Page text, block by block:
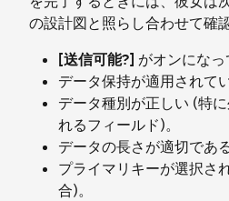
の設計図と照らし合わせて確
[送信可能?] がオンになっ
データ保持が適用されて
データ種別が正しい (特
れるフィールド)。
データの長さが適切である
プライマリキーが選択さ
合)。